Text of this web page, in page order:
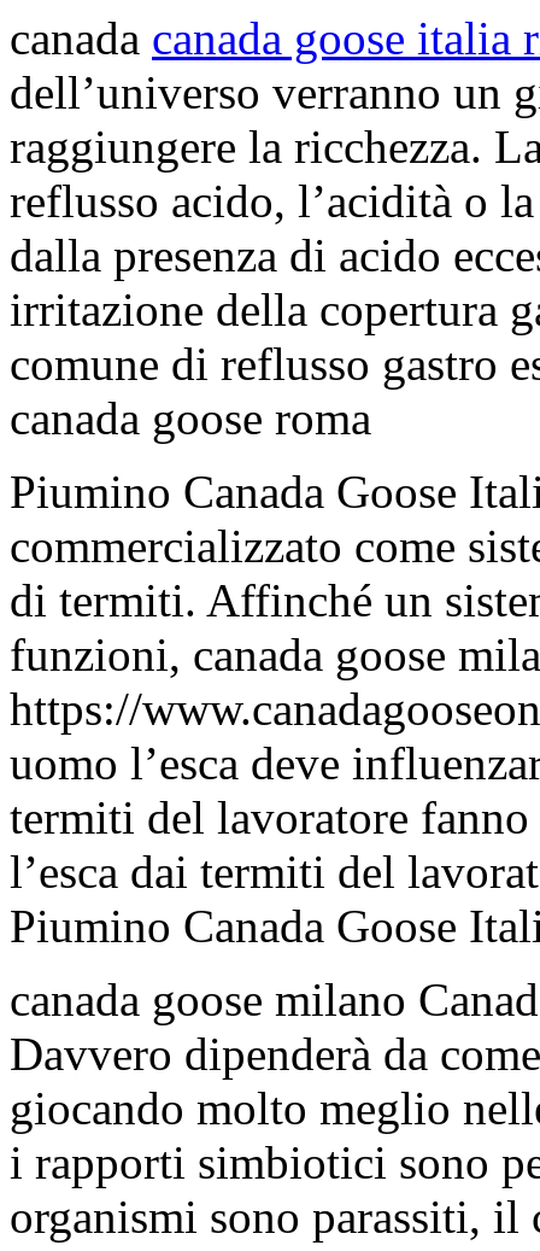
canada canada goose italia
dell’universo verranno un
raggiungere la ricchezza.
reflusso acido, l’acidità o
dalla presenza di acido
irritazione della copertura
comune di reflusso gastro
canada goose roma
Piumino Canada Goose
commercializzato come
di termiti. Affinché un
funzioni, canada goose
https://
uomo l’esca deve
termiti del lavoratore
l’esca dai termiti del
Piumino Canada Goose
canada goose milano
Davvero dipenderà da
giocando molto meglio
i rapporti simbiotici sono
organismi sono parassiti,